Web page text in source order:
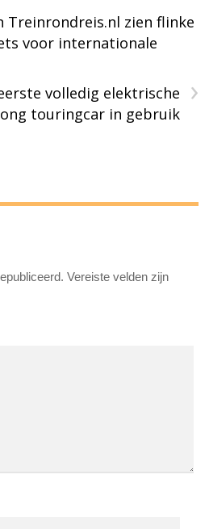
Treinrondreis.nl zien flinke
voor internationale
›
volledig elektrische
touringcar in gebruik
Vereiste velden zijn